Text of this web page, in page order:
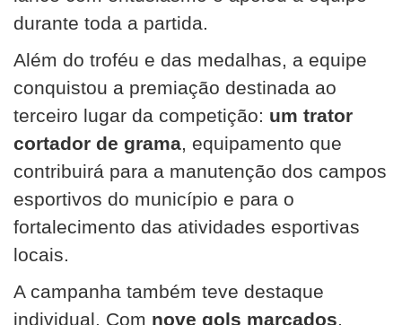
durante toda a partida.
Além do troféu e das medalhas, a equipe
conquistou a premiação destinada ao
terceiro lugar da competição: um trator
cortador de grama, equipamento que
contribuirá para a manutenção dos campos
esportivos do município e para o
fortalecimento das atividades esportivas
locais.
A campanha também teve destaque
individual. Com nove gols marcados,